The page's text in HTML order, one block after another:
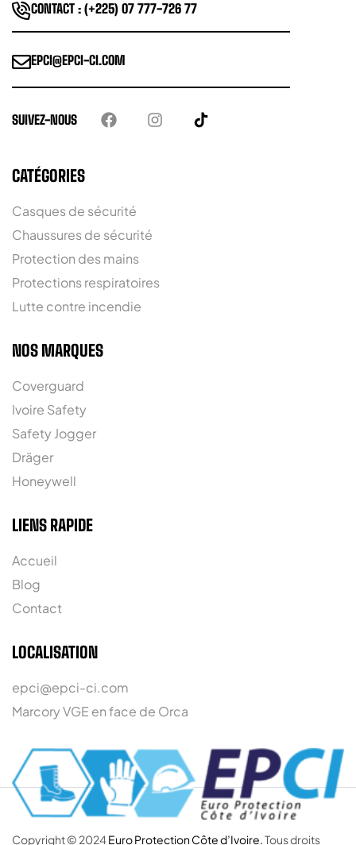
CONTACT : (+225) 07 777-726 77
EPCI@EPCI-CI.COM
SUIVEZ-NOUS
CATÉGORIES
Casques de sécurité
Chaussures de sécurité
Protection des mains
Protections respiratoires
Lutte contre incendie
NOS MARQUES
Coverguard
Ivoire Safety
Safety Jogger
Dräger
Honeywell
LIENS RAPIDE
Accueil
Blog
Contact
LOCALISATION
epci@epci-ci.com
Marcory VGE en face de Orca
Copyright © 2024 Euro Protection Côte d’Ivoire.Tous droits